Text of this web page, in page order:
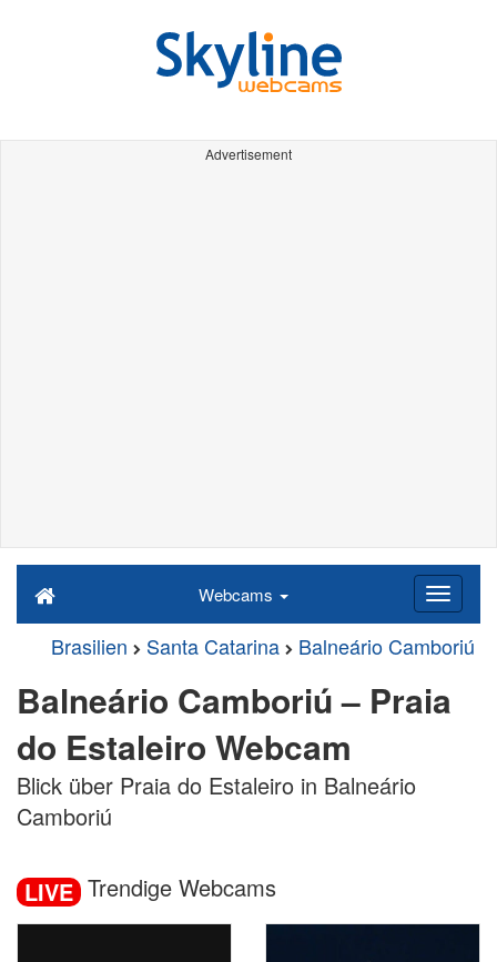
Advertisement
Webcams
Brasilien Santa Catarina Balneário Camboriú
Balneário Camboriú – Praia
do Estaleiro Webcam
Blick über Praia do Estaleiro in Balneário
Camboriú
LIVE Trendige Webcams